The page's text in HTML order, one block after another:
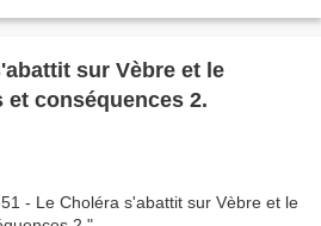
sur Vèbre et le
et conséquences 2.